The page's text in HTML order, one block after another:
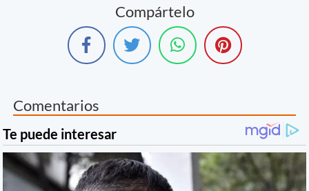
Compártelo
Comentarios